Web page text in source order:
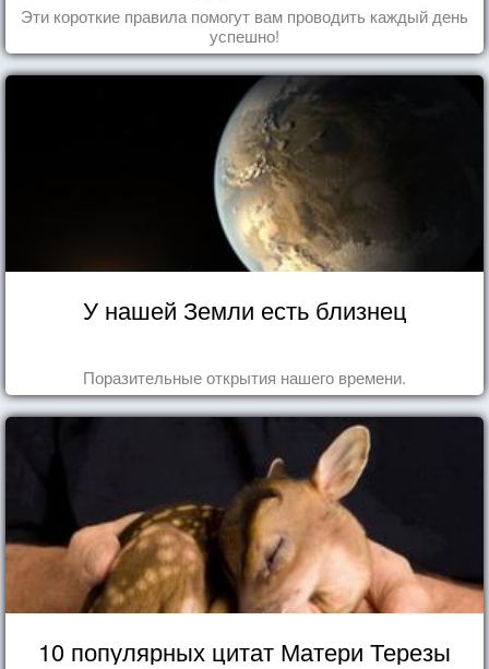
Эти короткие правила помогут вам проводить каждый день
успешно!
У нашей Земли есть близнец
Поразительные открытия нашего времени.
10 популярных цитат Матери Терезы